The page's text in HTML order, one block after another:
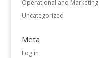
Operational and Marketing
Uncategorized
Meta
Log in